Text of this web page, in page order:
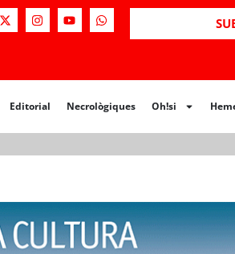
Editorial Necrològiques Oh!si
Necrològiques